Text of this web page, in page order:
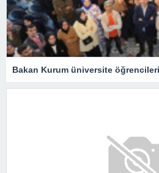
Bakan Kurum üniversite